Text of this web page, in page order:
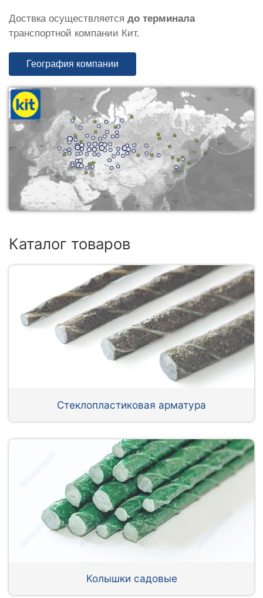
Доствка осуществляется до терминала
транспортной компании Кит.
География компании
Каталог товаров
Стеклопластиковая арматура
Колышки садовые